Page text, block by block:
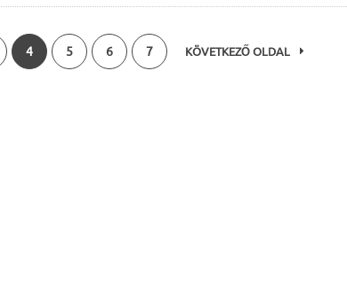
4 5 6 7 KÖVETKEZŐ OLDAL